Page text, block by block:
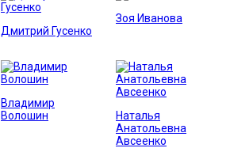
Дмитрий Гусенко
Зоя Иванова
Владимир
Волошин
Наталья
Анатольевна
Авсеенко